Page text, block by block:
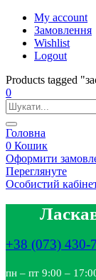
My account
Замовлення
Wishlist
Logout
Products tagged
0
Головна
0 Кошик
Оформити
Переглянуте
Особистий
+38 (073) 430-
пн – пт 9:00 –